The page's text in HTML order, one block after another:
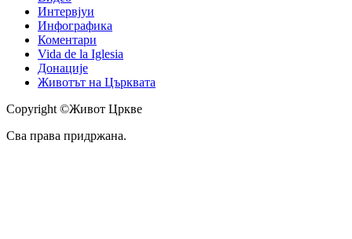
Интервјуи
Инфографика
Коментари
Vida de la Iglesia
Донације
Животът на Църквата
Copyright ©Живот Цркве
Сва права придржана.